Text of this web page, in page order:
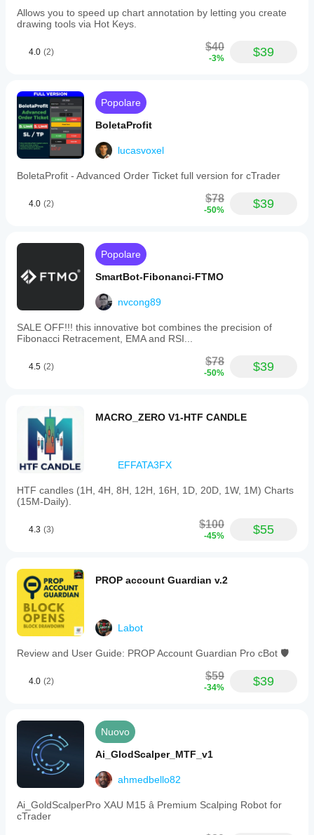
new
positions
per
Additional
positions
beyond
this
limit
are
automatically
closed
potential
such
commission,
and
Management
requires
positions
have
Partial
closes
comply
with
broker
volume
including
minimum
step
cBot
supports
account-
wide
daily
limits
across
symbols.
configurable
include
partial
close
RR
level
percentage,
breakeven
RR
Allows you to speed up chart annotation by letting you create
drawing tools via Hot Keys.
4.0 (2) $40
-3% $39
Popolare
BoletaProfit
lucasvoxel
BoletaProfit - Advanced Order Ticket full version for cTrader
4.0 (2) $78
-50% $39
Popolare
SmartBot-Fibonanci-FTMO
nvcong89
SALE OFF!!! this innovative bot combines the precision of
Fibonacci Retracement, EMA and RSI...
4.5 (2) $78
-50% $39
MACRO_ZERO V1-HTF CANDLE
EFFATA3FX
HTF candles (1H, 4H, 8H, 12H, 16H, 1D, 20D, 1W, 1M) Charts
(15M-Daily).
4.3 (3) $100
-45% $55
PROP account Guardian v.2
Labot
Review and User Guide: PROP Account Guardian Pro cBot 🛡️
4.0 (2) $59
-34% $39
Nuovo
Ai_GlodScalper_MTF_v1
ahmedbello82
Ai_GoldScalperPro XAU M15 â Premium Scalping Robot for
cTrader